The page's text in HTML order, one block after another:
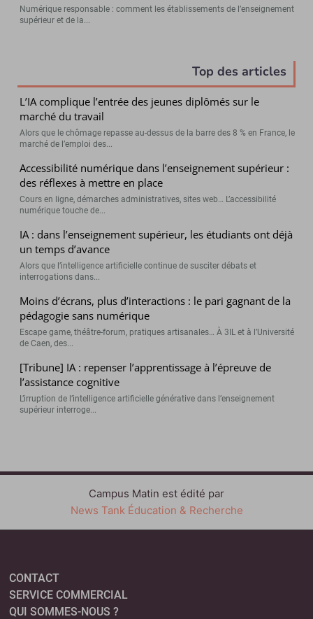
Numérique responsable : comment les établissements de l’enseignement
supérieur et de la...
Top des articles
L’IA complique l’entrée des jeunes diplômés sur le
marché du travail
Alors que le chômage repasse au-dessus de la barre des 8 % en France, le
marché de l’emploi des...
Accessibilité numérique dans l’enseignement supérieur :
des réflexes à mettre en place
Cours en ligne, démarches administratives, sites web… L’accessibilité
numérique touche de...
IA : dans l’enseignement supérieur, les étudiants ont déjà
un temps d’avance
Alors que l’intelligence artificielle continue de susciter débats et
interrogations dans...
Moins d’écrans, plus d’interactions : le pari gagnant de la
pédagogie sans numérique
Escape game, théâtre-forum, pratiques artisanales… À 3IL et à l’Université
de Caen, des...
[Tribune] IA : repenser l’apprentissage à l’épreuve de
l’assistance cognitive
L’irruption de l’intelligence artificielle générative dans l’enseignement
supérieur interroge...
Campus Matin est édité par
News Tank Éducation & Recherche
CONTACT
SERVICE COMMERCIAL
QUI SOMMES-NOUS ?